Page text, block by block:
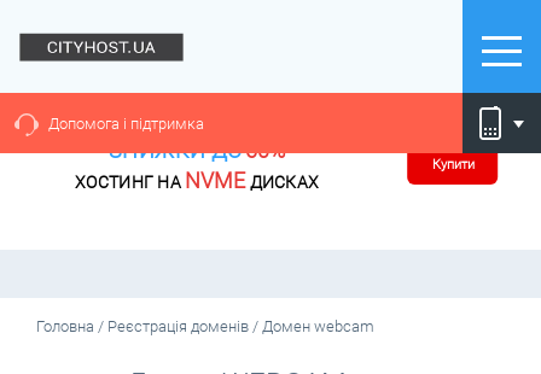
Допомога і підтримка
ЗНИЖКИ ДО60%
ХОСТИНГ НА NVMEДИСКАХ
Купити
Головна / Реєстрація доменів / Домен webcam